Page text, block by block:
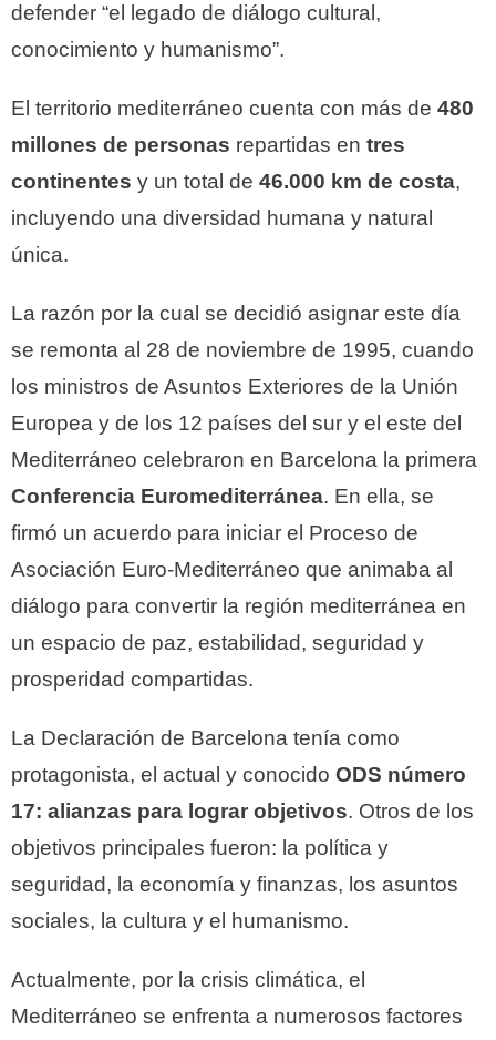
defender “el legado de diálogo cultural,
conocimiento y humanismo”.
El territorio mediterráneo cuenta con más de 480
millones de personas repartidas en tres
continentes y un total de 46.000 km de costa,
incluyendo una diversidad humana y natural
única.
La razón por la cual se decidió asignar este día
se remonta al 28 de noviembre de 1995, cuando
los ministros de Asuntos Exteriores de la Unión
Europea y de los 12 países del sur y el este del
Mediterráneo celebraron en Barcelona la primera
Conferencia Euromediterránea. En ella, se
firmó un acuerdo para iniciar el Proceso de
Asociación Euro-Mediterráneo que animaba al
diálogo para convertir la región mediterránea en
un espacio de paz, estabilidad, seguridad y
prosperidad compartidas.
La Declaración de Barcelona tenía como
protagonista, el actual y conocido ODS número
17: alianzas para lograr objetivos. Otros de los
objetivos principales fueron: la política y
seguridad, la economía y finanzas, los asuntos
sociales, la cultura y el humanismo.
Actualmente, por la crisis climática, el
Mediterráneo se enfrenta a numerosos factores